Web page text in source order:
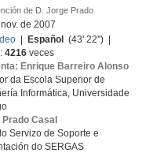
de D. Jorge Prado
de 2007
Español
(43' 22'') |
4216 veces
Enrique Barreiro Alonso
da Escola Superior de
Informática, Universidade
Casal
Servizo de Soporte e
do SERGAS